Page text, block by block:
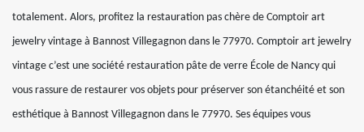
totalement. Alors, profitez la restauration pas chère de Comptoir art
jewelry vintage à Bannost Villegagnon dans le 77970. Comptoir art jewelry
vintage c’est une société restauration pâte de verre École de Nancy qui
vous rassure de restaurer vos objets pour préserver son étanchéité et son
esthétique à Bannost Villegagnon dans le 77970. Ses équipes vous